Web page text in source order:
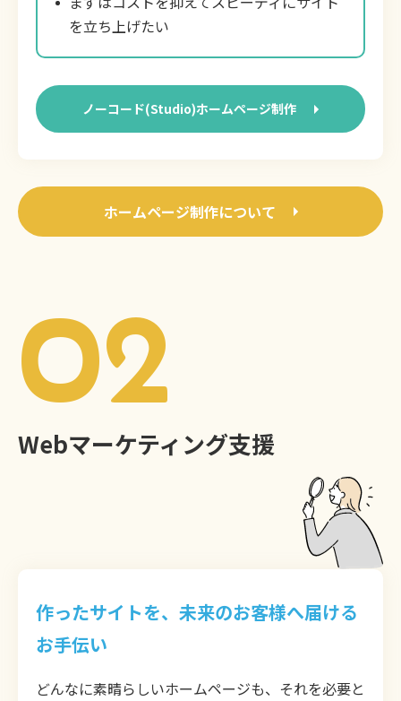
を立ち上げたい
ノーコード(Studio)ホームページ制作
ホームページ制作について
02
Webマーケティング支援
作ったサイトを、未来のお客様へ届ける
お手伝い
どんなに素晴らしいホームページも、それを必要と